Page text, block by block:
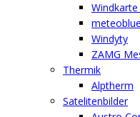
Windyty
ZAMG
Thermik
Alptherm
Satelitenbilder